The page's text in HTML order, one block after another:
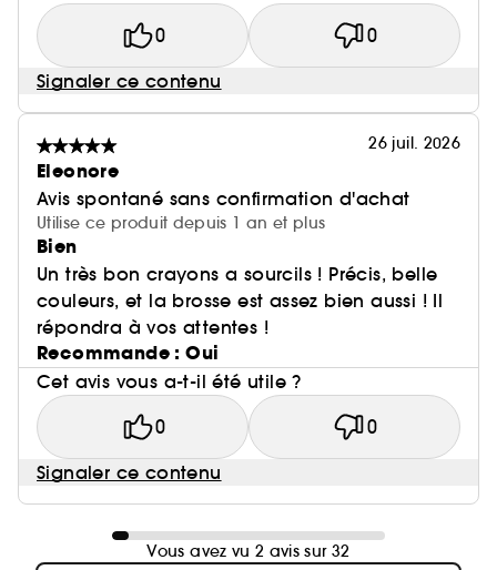
0 0
Signaler ce contenu
26 juil. 2026
Eleonore
Avis spontané sans confirmation d'achat
Utilise ce produit depuis 1 an et plus
Bien
Un très bon crayons a sourcils ! Précis, belle
couleurs, et la brosse est assez bien aussi ! Il
répondra à vos attentes !
Recommande : Oui
Cet avis vous a-t-il été utile ?
0 0
Signaler ce contenu
Vous avez vu 2 avis sur 32